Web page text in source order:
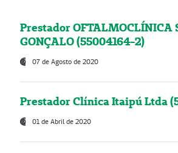
Prestador OFTALMOCLÍNICA
GONÇALO (55004164-2)
07 de Agosto de 2020
Prestador Clínica Itaipú Ltda
01 de Abril de 2020